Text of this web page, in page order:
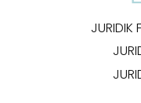
JURIDIK